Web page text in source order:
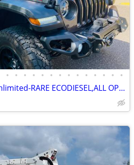
• • • • • • • • • • • • • •
2021 Jeep Rubicon Unlimited-RARE ECODIESEL,ALL OPTIONS,58k